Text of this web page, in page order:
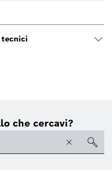
che cercavi?